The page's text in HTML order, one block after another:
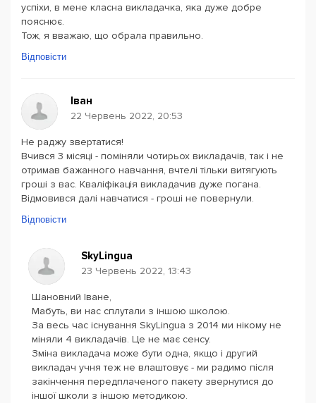
успіхи, в мене класна викладачка, яка дуже добре
пояснює.
Тож, я вважаю, що обрала правильно.
Відповісти
Іван
22 Червень 2022, 20:53
Не раджу звертатися!
Вчився 3 місяці - поміняли чотирьох викладачів, так і не
отримав бажанного навчання, вчтелі тільки витягують
гроші з вас. Кваліфікація викладачив дуже погана.
Відмовився далі навчатися - гроші не повернули.
Відповісти
SkyLingua
23 Червень 2022, 13:43
Шановний Іване,
Мабуть, ви нас сплутали з іншою школою.
За весь час існування SkyLingua з 2014 ми нікому не
міняли 4 викладачів. Це не має сенсу.
Зміна викладача може бути одна, якщо і другий
викладач учня теж не влаштовує - ми радимо після
закінчення передплаченого пакету звернутися до
іншої школи з іншою методикою.